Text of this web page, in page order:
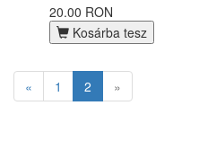
20.00 RON
Kosárba tesz
« 1 2 »